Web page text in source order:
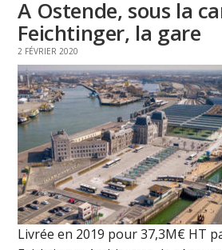
A Ostende, sous la
Feichtinger, la gare
2 FÉVRIER 2020
Livrée en 2019 pour 37,3M€ HT